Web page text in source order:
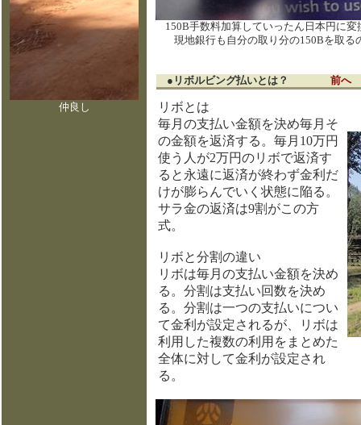
仲良し
150B手数料加算していったん日本円に
現地銀行も自分の取り分の150Bを取
●リボルビング払いとは？ 前へ
リボとは
毎月の支払い金額を決め毎月そ
の金額を返済する。毎月10万円
使う人が2万円のリボで返済す
ると永遠に返済が終わず金利だ
けが膨らんでいく状態に陥る。
サラ金の返済は9割がこの方
式。
リボと分割の違い
リボは毎月の支払い金額を決め
る。分割は支払い回数を決め
る。分割は一つの支払いについ
て金利が設定されるが、リボは
利用した複数の利用をまとめた
全体に対して金利が設定され
る。